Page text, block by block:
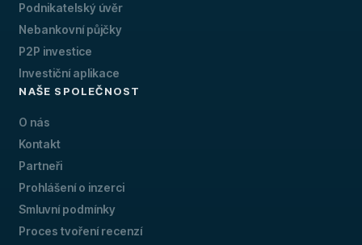
Podnikatelský úvěr
Nebankovní půjčky
P2P investice
Investiční aplikace
NAŠE SPOLEČNOST
O nás
Kontakt
Partneři
Prohlášení o inzerci
Smluvní podmínky
Proces tvoření recenzí